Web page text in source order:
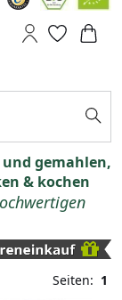
gemahlen,
& kochen
Seiten: 1